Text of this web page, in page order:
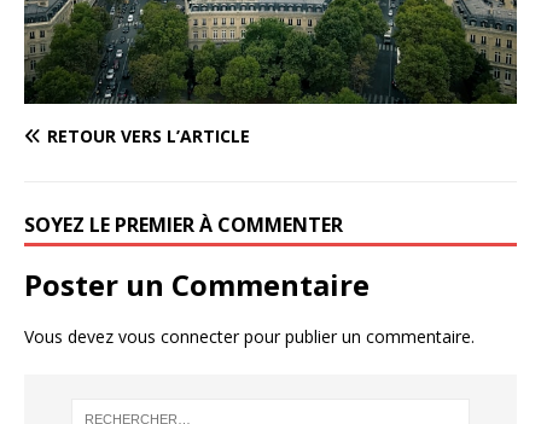
RETOUR VERS L’ARTICLE
SOYEZ LE PREMIER À COMMENTER
Poster un Commentaire
Vous devez vous connecterpour publier un commentaire.